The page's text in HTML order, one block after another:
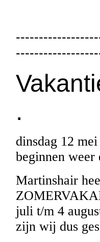
.
dinsdag 12
beginnen weer
Martinshair
juli t/m 4
zijn wij dus